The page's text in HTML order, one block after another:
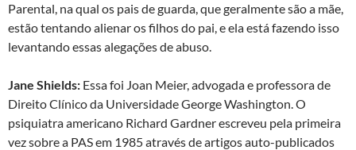
Parental, na qual os pais de guarda, que geralmente são a mãe,
estão tentando alienar os filhos do pai, e ela está fazendo isso
levantando essas alegações de abuso.
Jane Shields: Essa foi Joan Meier, advogada e professora de
Direito Clínico da Universidade George Washington. O
psiquiatra americano Richard Gardner escreveu pela primeira
vez sobre a PAS em 1985 através de artigos auto-publicados